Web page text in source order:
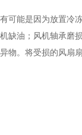
有可能是因为放置冷冻
机缺油；风机轴承磨
异物。将受损的风扇扇